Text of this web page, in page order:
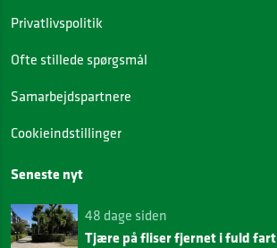
Privatlivspolitik
Ofte stillede spørgsmål
Samarbejdspartnere
Cookieindstillinger
Seneste nyt
48 dage siden
Tjære på fliser fjernet i fuld fart